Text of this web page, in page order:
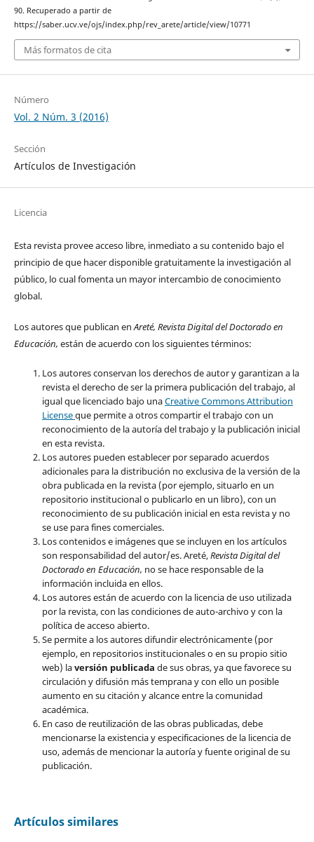
90. Recuperado a partir de
https://saber.ucv.ve/ojs/index.php/rev_arete/article/view/10771
Más formatos de cita
Número
Vol. 2 Núm. 3 (2016)
Sección
Artículos de Investigación
Licencia
Esta revista provee acceso libre, inmediato a su contenido bajo el
principio de que hacer disponible gratuitamente la investigación al
público, lo cual fomenta un mayor intercambio de conocimiento
global.
Los autores que publican enAreté, Revista Digital del Doctorado en
Educación, están de acuerdo con los siguientes términos:
Los autores conservan los derechos de autor y garantizan a la
revista el derecho de ser la primera publicación del trabajo, al
igual que licenciado bajo unaCreative Commons Attribution
Licenseque permite a otros compartir el trabajo con un
reconocimiento de la autoría del trabajo y la publicación inicial
en esta revista.
Los autores pueden establecer por separado acuerdos
adicionales para la distribución no exclusiva de la versión de la
obra publicada en la revista (por ejemplo, situarlo en un
repositorio institucional o publicarlo en un libro), con un
reconocimiento de su publicación inicial en esta revista y no
se use para fines comerciales.
Los contenidos e imágenes que se incluyen en los artículos
son responsabilidad del autor/es. Areté,Revista Digital del
Doctorado en Educación, no se hace responsable de la
información incluida en ellos.
Los autores están de acuerdo con la licencia de uso utilizada
por la revista, con las condiciones de auto-archivo y con la
política de acceso abierto.
Se permite a los autores difundir electrónicamente (por
ejemplo, en repositorios institucionales o en su propio sitio
web) laversión publicada de sus obras, ya que favorece su
circulación y difusión más temprana y con ello un posible
aumento en su citación y alcance entre la comunidad
académica.
En caso de reutilización de las obras publicadas, debe
mencionarse la existencia y especificaciones de la licencia de
uso, además de mencionar la autoría y fuente original de su
publicación.
Artículos similares